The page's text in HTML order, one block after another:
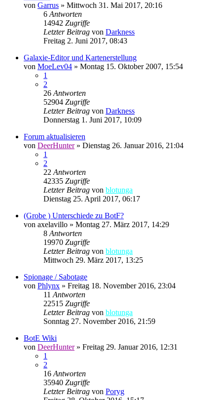
von Garrus » Mittwoch 31. Mai 2017, 20:16
6 Antworten
14942 Zugriffe
Letzter Beitrag von Darkness
Freitag 2. Juni 2017, 08:43
Galaxie-Editor und Kartenerstellung
von MoeLev04 » Montag 15. Oktober 2007, 15:54
1
2
26 Antworten
52904 Zugriffe
Letzter Beitrag von Darkness
Donnerstag 1. Juni 2017, 10:09
Forum aktualisieren
von DeerHunter» Dienstag 26. Januar 2016, 21:04
1
2
22 Antworten
42335 Zugriffe
Letzter Beitrag von blotunga
Dienstag 25. April 2017, 06:17
(Grobe ) Unterschiede zu BotF?
von axelavillo » Montag 27. März 2017, 14:29
8 Antworten
19970 Zugriffe
Letzter Beitrag von blotunga
Mittwoch 29. März 2017, 13:25
Spionage / Sabotage
von Phlynx » Freitag 18. November 2016, 23:04
11 Antworten
22515 Zugriffe
Letzter Beitrag von blotunga
Sonntag 27. November 2016, 21:59
BotE Wiki
von DeerHunter» Freitag 29. Januar 2016, 12:31
1
2
16 Antworten
35940 Zugriffe
Letzter Beitrag von Poryg